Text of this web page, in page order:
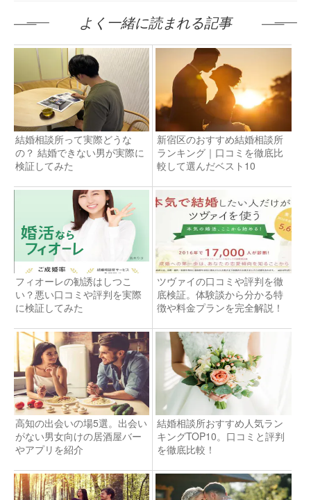
よく一緒に読まれる記事
結婚相談所って実際どうな
の？ 結婚できない男が実際に
検証してみた
新宿区のおすすめ結婚相談所
ランキング｜口コミを徹底比
較して選んだベスト10
フィオーレの勧誘はしつこ
い？悪い口コミや評判を実際
に検証してみた
ツヴァイの口コミや評判を徹
底検証。体験談から分かる特
徴や料金プランを完全解説！
高知の出会いの場5選。出会い
がない男女向けの居酒屋バー
やアプリを紹介
結婚相談所おすすめ人気ラン
キングTOP10。口コミと評判
を徹底比較！